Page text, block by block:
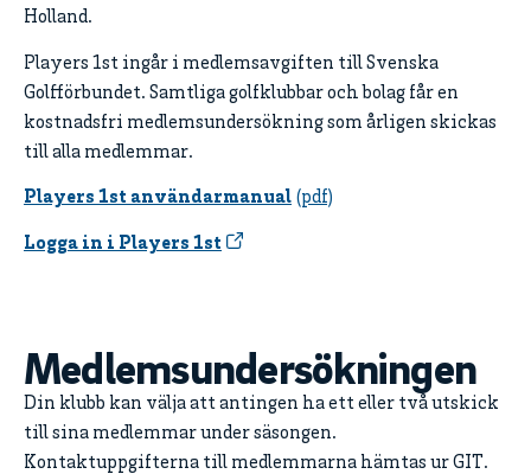
Holland.
Players 1st ingår i medlemsavgiften till Svenska
Golfförbundet. Samtliga golfklubbar och bolag får en
kostnadsfri medlemsundersökning som årligen skickas
till alla medlemmar.
Players 1st användarmanual
Logga in i Players 1st
Medlemsundersökningen
Din klubb kan välja att antingen ha ett eller två utskick
till sina medlemmar under säsongen.
Kontaktuppgifterna till medlemmarna hämtas ur GIT.